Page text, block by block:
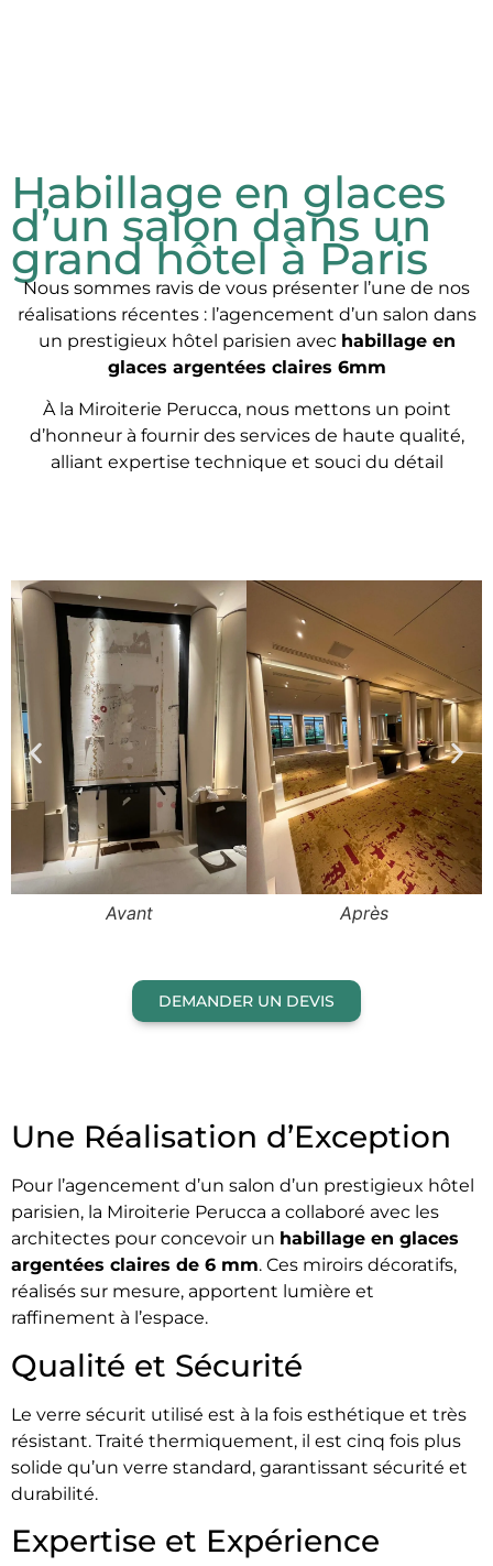
Habillage en glaces
d’un salon dans un
grand hôtel à Paris
Nous sommes ravis de vous présenter l’une de nos
réalisations récentes : l’agencement d’un salon dans
un prestigieux hôtel parisien avec habillage en
glaces argentées claires 6mm
À la Miroiterie Perucca, nous mettons un point
d’honneur à fournir des services de haute qualité,
alliant expertise technique et souci du détail
Avant Après
DEMANDER UN DEVIS
Une Réalisation d’Exception
Pour l’agencement d’un salon d’un prestigieux hôtel
parisien, la Miroiterie Perucca a collaboré avec les
architectes pour concevoir un habillage en glaces
argentées claires de 6 mm. Ces miroirs décoratifs,
réalisés sur mesure, apportent lumière et
raffinement à l’espace.
Qualité et Sécurité
Le verre sécurit utilisé est à la fois esthétique et très
résistant. Traité thermiquement, il est cinq fois plus
solide qu’un verre standard, garantissant sécurité et
durabilité.
Expertise et Expérience